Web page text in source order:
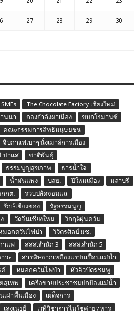
27 28 29 30
SMEs
The Chocolate Factory เชียงใหม่
นนา กองกำลังผาเมือง
ขบถโรมานซ์
คณะกรรมการสิทธิมนุษยชน
จิบกาแฟเบาๆ นั่งเมาส์การเมือง
ป่าแส
ชาติพันธุ์
ธรรมนูญสุขภาพ
ธารน้ำใจ
น้ำมันแพง บสย. ปี๋ใหม่เมือง
มลาบรี
กต.
รวบปลัดจอมแฉ
รักษ์เชียงของ
รัฐธรรมนูญ
วัดจีนเชียงใหม่
วิกฤติฝุ่นควัน
มอกควันไฟป่า
วิจิตรศิลป์ มช.
าแฟ สสส.สำนัก 3
สสส.สำนัก 5
วะ
สารพิษจากเหมืองแร่ปนเปื้อนแม่น้ำ
ค์ หมอกควันไฟป่า
หัวคิวบัตรชมพู
สุเทพ
เครือข่ายประชาชนปกป้องแม่น้ำ
เผ่าพื้นเมือง
เผด็จการ
เล่งเน่ยยี่ เวทีวิชาการไม่ใช่ค่ายทหาร